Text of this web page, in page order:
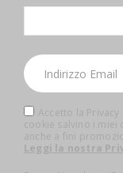
Accetto la
cookie salvino i
anche a fini
Leggi la nostra